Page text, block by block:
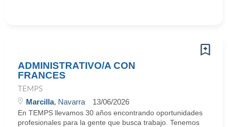
ADMINISTRATIVO/A CON
FRANCES
TEMPS
Marcilla, Navarra 13/06/2026
En TEMPS llevamos 30 años encontrando oportunidades
profesionales para la gente que busca trabajo. Tenemos